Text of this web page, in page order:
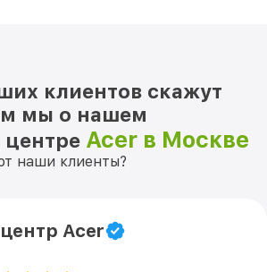
Acer от 495₽
клиентов скажут
мы о нашем
Acer в Москве
наши клиенты?
Acer